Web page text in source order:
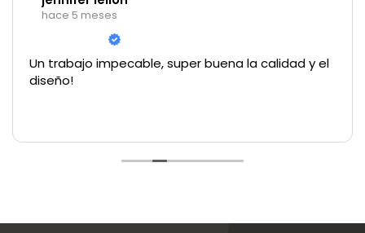
hace 5 meses
Un trabajo impecable, super buena la calidad y el
diseño!